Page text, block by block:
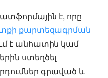
է, որը
քարտեզագրման
է անհատին կամ
ստեղծել
գրաված և